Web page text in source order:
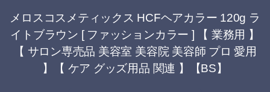
メロスコスメティックス HCFヘアカラー 120g ラ
イトブラウン [ ファッションカラー ] 【 業務用 】
【 サロン専売品 美容室 美容院 美容師 プロ 愛用
】【 ケア グッズ用品 関連 】【BS】